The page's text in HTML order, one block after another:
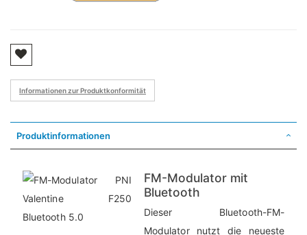
Informationen zur Produktkonformität
Produktinformationen
FM-Modulator mit
Bluetooth
Dieser Bluetooth-FM-
Modulator nutzt die neueste